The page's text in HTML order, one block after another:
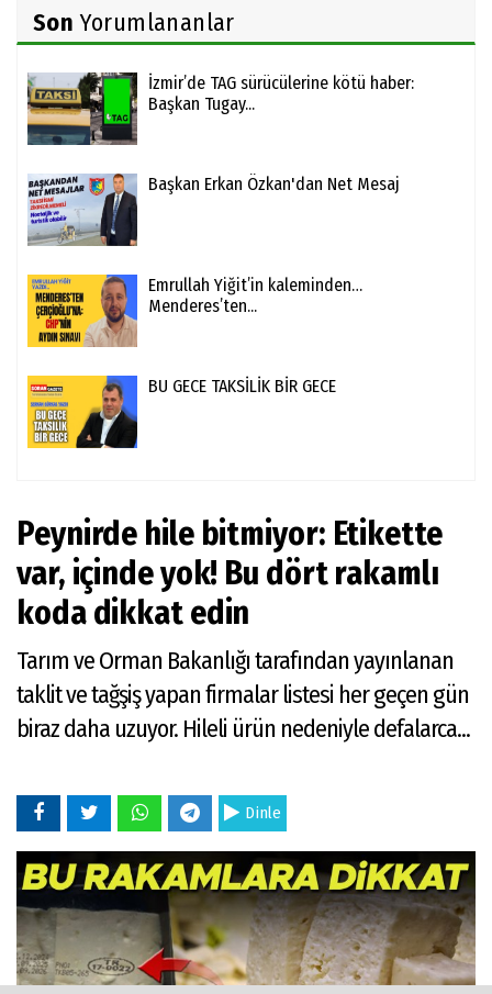
Son Yorumlananlar
İzmir’de TAG sürücülerine kötü haber:
Başkan Tugay...
Başkan Erkan Özkan'dan Net Mesaj
Emrullah Yiğit’in kaleminden…
Menderes’ten...
BU GECE TAKSİLİK BİR GECE
Peynirde hile bitmiyor: Etikette
var, içinde yok! Bu dört rakamlı
koda dikkat edin
Tarım ve Orman Bakanlığı tarafından yayınlanan
taklit ve tağşiş yapan firmalar listesi her geçen gün
biraz daha uzuyor. Hileli ürün nedeniyle defalarca...
Dinle